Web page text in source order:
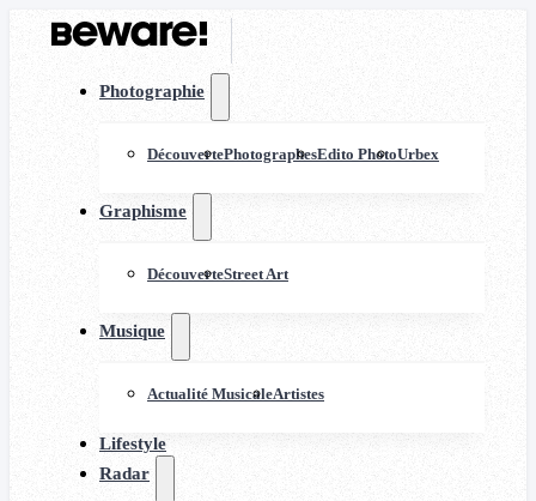
Photographie
DécouvertePhotographesEdito PhotoUrbex
Graphisme
DécouverteStreet Art
Musique
Actualité MusicaleArtistes
Lifestyle
Radar